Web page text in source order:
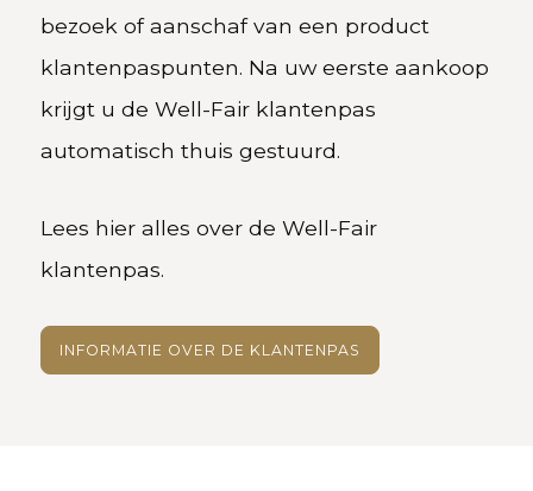
bezoek of aanschaf van een product
klantenpaspunten. Na uw eerste aankoop
krijgt u de Well-Fair klantenpas
automatisch thuis gestuurd.
Lees hier alles over de Well-Fair
klantenpas.
INFORMATIE OVER DE KLANTENPAS